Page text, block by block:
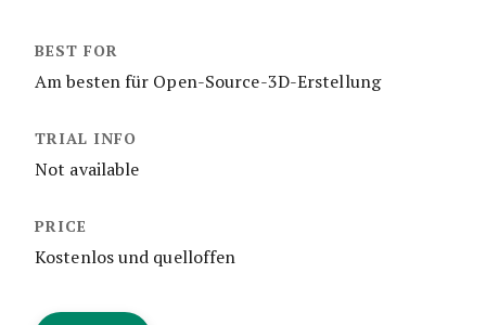
Am besten für Open-Source-3D-Erstellung
Not available
Kostenlos und quelloffen